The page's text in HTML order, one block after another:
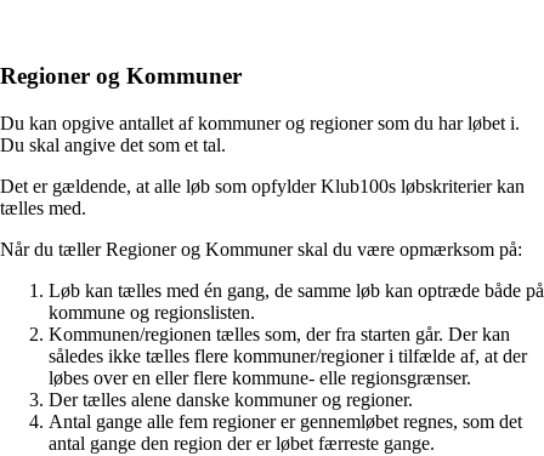
Regioner og Kommuner
Du kan opgive antallet af kommuner og regioner som du har løbet i.
Du skal angive det som et tal.
Det er gældende, at alle løb som opfylder Klub100s løbskriterier kan
tælles med.
Når du tæller Regioner og Kommuner skal du være opmærksom på:
Løb kan tælles med én gang, de samme løb kan optræde både på
kommune og regionslisten.
Kommunen/regionen tælles som, der fra starten går. Der kan
således ikke tælles flere kommuner/regioner i tilfælde af, at der
løbes over en eller flere kommune- elle regionsgrænser.
Der tælles alene danske kommuner og regioner.
Antal gange alle fem regioner er gennemløbet regnes, som det
antal gange den region der er løbet færreste gange.